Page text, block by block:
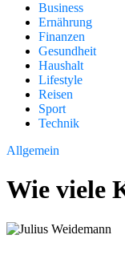
Business
Ernährung
Finanzen
Gesundheit
Haushalt
Lifestyle
Reisen
Sport
Technik
Allgemein
Wie viele